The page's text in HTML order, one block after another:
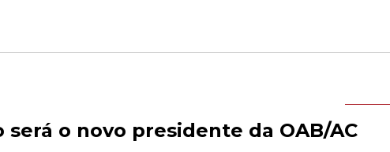
o novo presidente da OAB/AC